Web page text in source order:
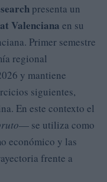
presenta un
Valenciana en su
Primer semestre
regional
y mantiene
siguientes,
En este contexto el
— se utiliza como
económico y las
frente a